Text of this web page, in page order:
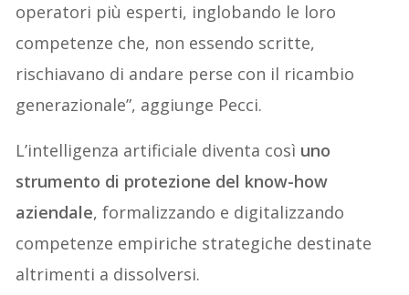
operatori più esperti, inglobando le loro
competenze che, non essendo scritte,
rischiavano di andare perse con il ricambio
generazionale”, aggiunge Pecci.
L’intelligenza artificiale diventa così uno
strumento di protezione del know-how
aziendale, formalizzando e digitalizzando
competenze empiriche strategiche destinate
altrimenti a dissolversi.